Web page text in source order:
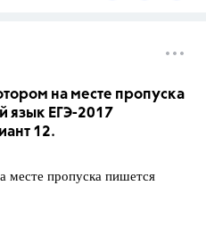
на месте пропуска
язык ЕГЭ-2017
12.
месте пропуска пишется